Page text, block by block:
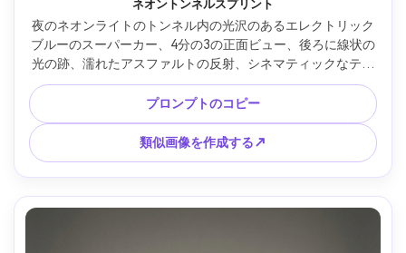
ネオントンネルスプリント
夜のネオンライトのトンネル内の光沢のあるエレクトリック
ブルーのスーパーカー、4分の3の正面ビュー、後ろに線状の
光の跡、濡れたアスファルトの反射、シネマティックなティ
ールとマゼンタのカラーグレード、大胆なミニマリストのポ
スターレイアウト、見出しテキストのための上部に大きなネ
ガスペース、微妙なフィルムグレイン、超詳細なフォトリア
ルな車の表面、シャープなハイライト、Sony A7R IVで撮
影、35mm レンズ、f/2.0、高コントラスト、印刷可能な垂直
ポスターデザイン、300dpi ルック --ar 4:5
プロンプトのコピー
類似画像を作成する↗